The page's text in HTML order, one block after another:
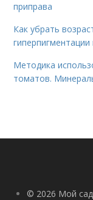
приправа
Как убрать
Методика
томатов.
© 2026 Мой сад